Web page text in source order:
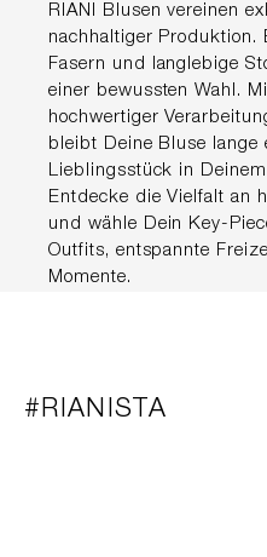
RIANI Blusen vereinen
nachhaltiger Produktion.
Fasern und langlebige
einer bewussten Wahl.
hochwertiger
bleibt Deine Bluse lange
Lieblingsstück in
Entdecke die Vielfalt an
und wähle Dein Key-
Outfits, entspannte
Momente.
#RIANISTA